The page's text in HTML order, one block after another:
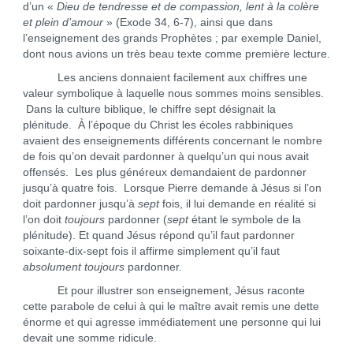
d’un « Dieu de tendresse et de compassion, lent à la colère
et plein d’amour » (Exode 34, 6-7), ainsi que dans
l’enseignement des grands Prophètes ; par exemple Daniel,
dont nous avions un très beau texte comme première lecture.
Les anciens donnaient facilement aux chiffres une
valeur symbolique à laquelle nous sommes moins sensibles.
Dans la culture biblique, le chiffre sept désignait la
plénitude. À l’époque du Christ les écoles rabbiniques
avaient des enseignements différents concernant le nombre
de fois qu’on devait pardonner à quelqu’un qui nous avait
offensés. Les plus généreux demandaient de pardonner
jusqu’à quatre fois. Lorsque Pierre demande à Jésus si l’on
doit pardonner jusqu’à septfois, il lui demande en réalité si
l’on doit toujourspardonner (septétant le symbole de la
plénitude). Et quand Jésus répond qu’il faut pardonner
soixante-dix-sept fois il affirme simplement qu’il faut
absolument toujourspardonner.
Et pour illustrer son enseignement, Jésus raconte
cette parabole de celui à qui le maître avait remis une dette
énorme et qui agresse immédiatement une personne qui lui
devait une somme ridicule.